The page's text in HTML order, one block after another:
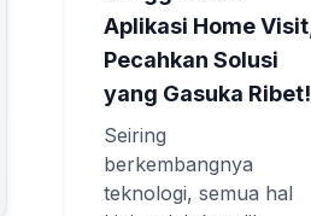
Aplikasi Home Visit,
Pecahkan Solusi
yang Gasuka Ribet!
Seiring
berkembangnya
teknologi, semua hal